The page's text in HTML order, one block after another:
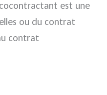
est une
ou du contrat
contrat